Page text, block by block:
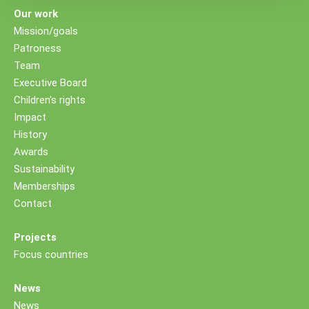
Our work
Mission/goals
Patroness
Team
Executive Board
Children's rights
Impact
History
Awards
Sustainability
Memberships
Contact
Projects
Focus countries
News
News